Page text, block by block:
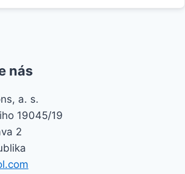
nás
a. s.
19045/19
2